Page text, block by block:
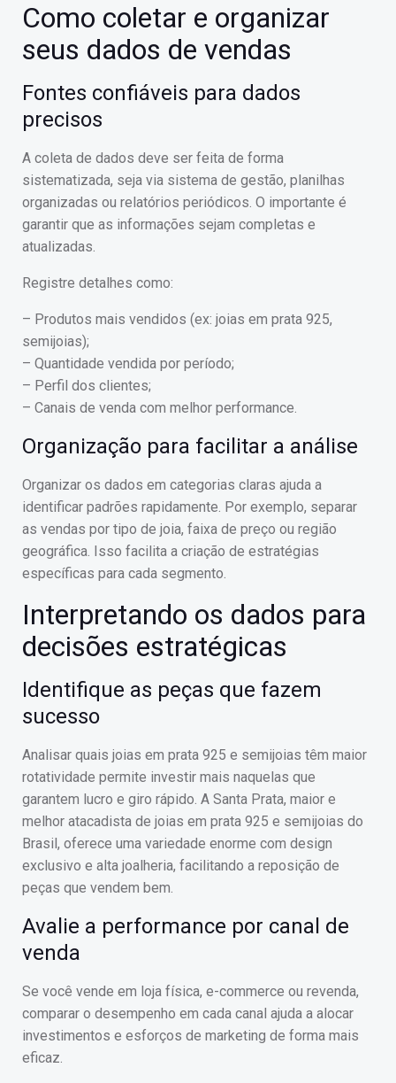
Como coletar e organizar
seus dados de vendas
Fontes confiáveis para dados
precisos
A coleta de dados deve ser feita de forma
sistematizada, seja via sistema de gestão, planilhas
organizadas ou relatórios periódicos. O importante é
garantir que as informações sejam completas e
atualizadas.
Registre detalhes como:
– Produtos mais vendidos (ex: joias em prata 925,
semijoias);
– Quantidade vendida por período;
– Perfil dos clientes;
– Canais de venda com melhor performance.
Organização para facilitar a análise
Organizar os dados em categorias claras ajuda a
identificar padrões rapidamente. Por exemplo, separar
as vendas por tipo de joia, faixa de preço ou região
geográfica. Isso facilita a criação de estratégias
específicas para cada segmento.
Interpretando os dados para
decisões estratégicas
Identifique as peças que fazem
sucesso
Analisar quais joias em prata 925 e semijoias têm maior
rotatividade permite investir mais naquelas que
garantem lucro e giro rápido. A Santa Prata, maior e
melhor atacadista de joias em prata 925 e semijoias do
Brasil, oferece uma variedade enorme com design
exclusivo e alta joalheria, facilitando a reposição de
peças que vendem bem.
Avalie a performance por canal de
venda
Se você vende em loja física, e-commerce ou revenda,
comparar o desempenho em cada canal ajuda a alocar
investimentos e esforços de marketing de forma mais
eficaz.